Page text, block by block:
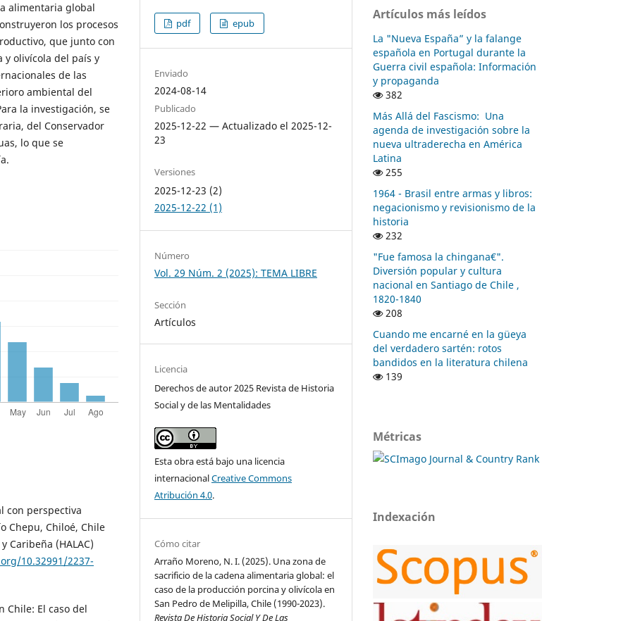
alimentaria global
los procesos
que junto con
y olivícola del país y
de las
ambiental del
la investigación, se
del Conservador
lo que se
con perspectiva
Chepu, Chiloé, Chile
Caribeña (HALAC)
10.32991/2237-
Chile: El caso del
pdf epub
Enviado
2024-08-14
Publicado
2025-12-22 — Actualizado el 2025-12-
23
Versiones
2025-12-23 (2)
2025-12-22 (1)
Número
Vol. 29 Núm. 2 (2025): TEMA LIBRE
Sección
Artículos
Licencia
Derechos de autor 2025 Revista de Historia
Social y de las Mentalidades
Esta obra está bajo una licencia
internacionalCreative Commons
Atribución 4.0.
Cómo citar
Arraño Moreno, N. I. (2025). Una zona de
sacrificio de la cadena alimentaria global: el
caso de la producción porcina y olivícola en
San Pedro de Melipilla, Chile (1990-2023).
Revista De Historia Social Y De Las
Artículos más leídos
La "Nueva España” y la falange
española en Portugal durante la
Guerra civil española: Información
y propaganda
382
Más Allá del Fascismo: Una
agenda de investigación sobre la
nueva ultraderecha en América
Latina
255
1964 - Brasil entre armas y libros:
negacionismo y revisionismo de la
historia
232
"Fue famosa la chingana€".
Diversión popular y cultura
nacional en Santiago de Chile ,
1820-1840
208
Cuando me encarné en la güeya
del verdadero sartén: rotos
bandidos en la literatura chilena
139
Métricas
Indexación